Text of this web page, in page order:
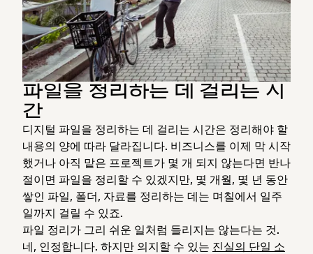
파일을 정리하는 데 걸리는 시
간
디지털 파일을 정리하는 데 걸리는 시간은 정리해야 할
내용의 양에 따라 달라집니다. 비즈니스를 이제 막 시작
했거나 아직 맡은 프로젝트가 몇 개 되지 않는다면 반나
절이면 파일을 정리할 수 있겠지만, 몇 개월, 몇 년 동안
쌓인 파일, 폴더, 자료를 정리하는 데는 며칠에서 일주
일까지 걸릴 수 있죠.
파일 정리가 그리 쉬운 일처럼 들리지는 않는다는 것.
네, 인정합니다. 하지만 의지할 수 있는 진실의 단일 소